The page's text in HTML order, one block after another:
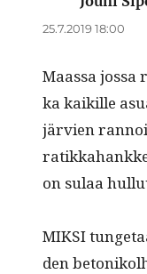
25.7.2019 18:00
Maas­sa
ka kaikille
järvien
on sulaa
MIKSI
den